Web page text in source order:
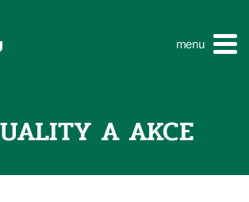
menu
A AKCE